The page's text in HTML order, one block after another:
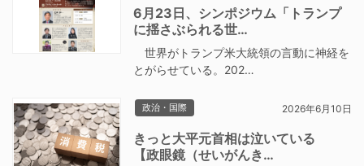
6月23日、シンポジウム「トランプ
に揺さぶられる世…
世界がトランプ米大統領の言動に神経を
とがらせている。202…
政治・国際 2026年6月10日
きっと大平元首相は泣いている
【政眼鏡（せいがんき…